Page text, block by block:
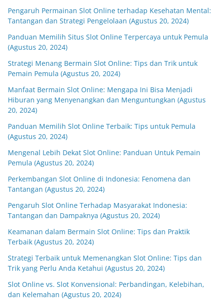
Pengaruh Permainan Slot Online terhadap Kesehatan Mental:
Tantangan dan Strategi Pengelolaan (Agustus 20, 2024)
Panduan Memilih Situs Slot Online Terpercaya untuk Pemula
(Agustus 20, 2024)
Strategi Menang Bermain Slot Online: Tips dan Trik untuk
Pemain Pemula (Agustus 20, 2024)
Manfaat Bermain Slot Online: Mengapa Ini Bisa Menjadi
Hiburan yang Menyenangkan dan Menguntungkan (Agustus
20, 2024)
Panduan Memilih Slot Online Terbaik: Tips untuk Pemula
(Agustus 20, 2024)
Mengenal Lebih Dekat Slot Online: Panduan Untuk Pemain
Pemula (Agustus 20, 2024)
Perkembangan Slot Online di Indonesia: Fenomena dan
Tantangan (Agustus 20, 2024)
Pengaruh Slot Online Terhadap Masyarakat Indonesia:
Tantangan dan Dampaknya (Agustus 20, 2024)
Keamanan dalam Bermain Slot Online: Tips dan Praktik
Terbaik (Agustus 20, 2024)
Strategi Terbaik untuk Memenangkan Slot Online: Tips dan
Trik yang Perlu Anda Ketahui (Agustus 20, 2024)
Slot Online vs. Slot Konvensional: Perbandingan, Kelebihan,
dan Kelemahan (Agustus 20, 2024)